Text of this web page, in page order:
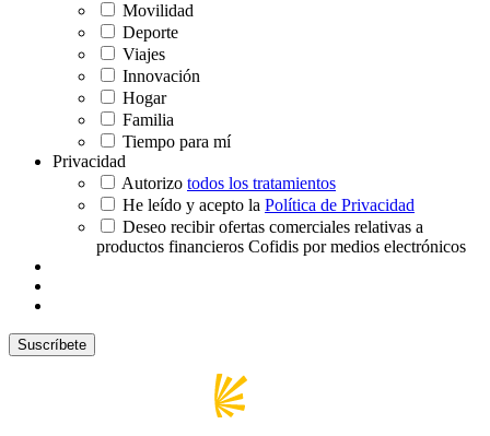
Movilidad
Deporte
Viajes
Innovación
Hogar
Familia
Tiempo para mí
Privacidad
Autorizo todos los tratamientos
He leído y acepto la Política de Privacidad
Deseo recibir ofertas comerciales relativas a
productos financieros Cofidis por medios electrónicos